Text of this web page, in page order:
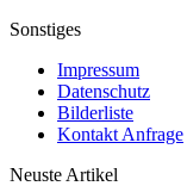
Sonstiges
Impressum
Datenschutz
Bilderliste
Kontakt Anfrage
Neuste Artikel